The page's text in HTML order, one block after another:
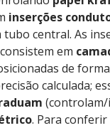
inserções
central. As
em
de
calculada;
. Para conferir